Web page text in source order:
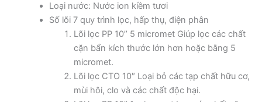
Loại nước: Nước ion kiềm tươi
Số lõi 7 quy trình lọc, hấp thụ, điện phân
Lõi lọc PP 10’’ 5 micromet Giúp lọc các chất
cặn bẩn kích thước lớn hơn hoặc bằng 5
micromet.
Lõi lọc CTO 10″ Loại bỏ các tạp chất hữu cơ,
mùi hôi, clo và các chất độc hại.